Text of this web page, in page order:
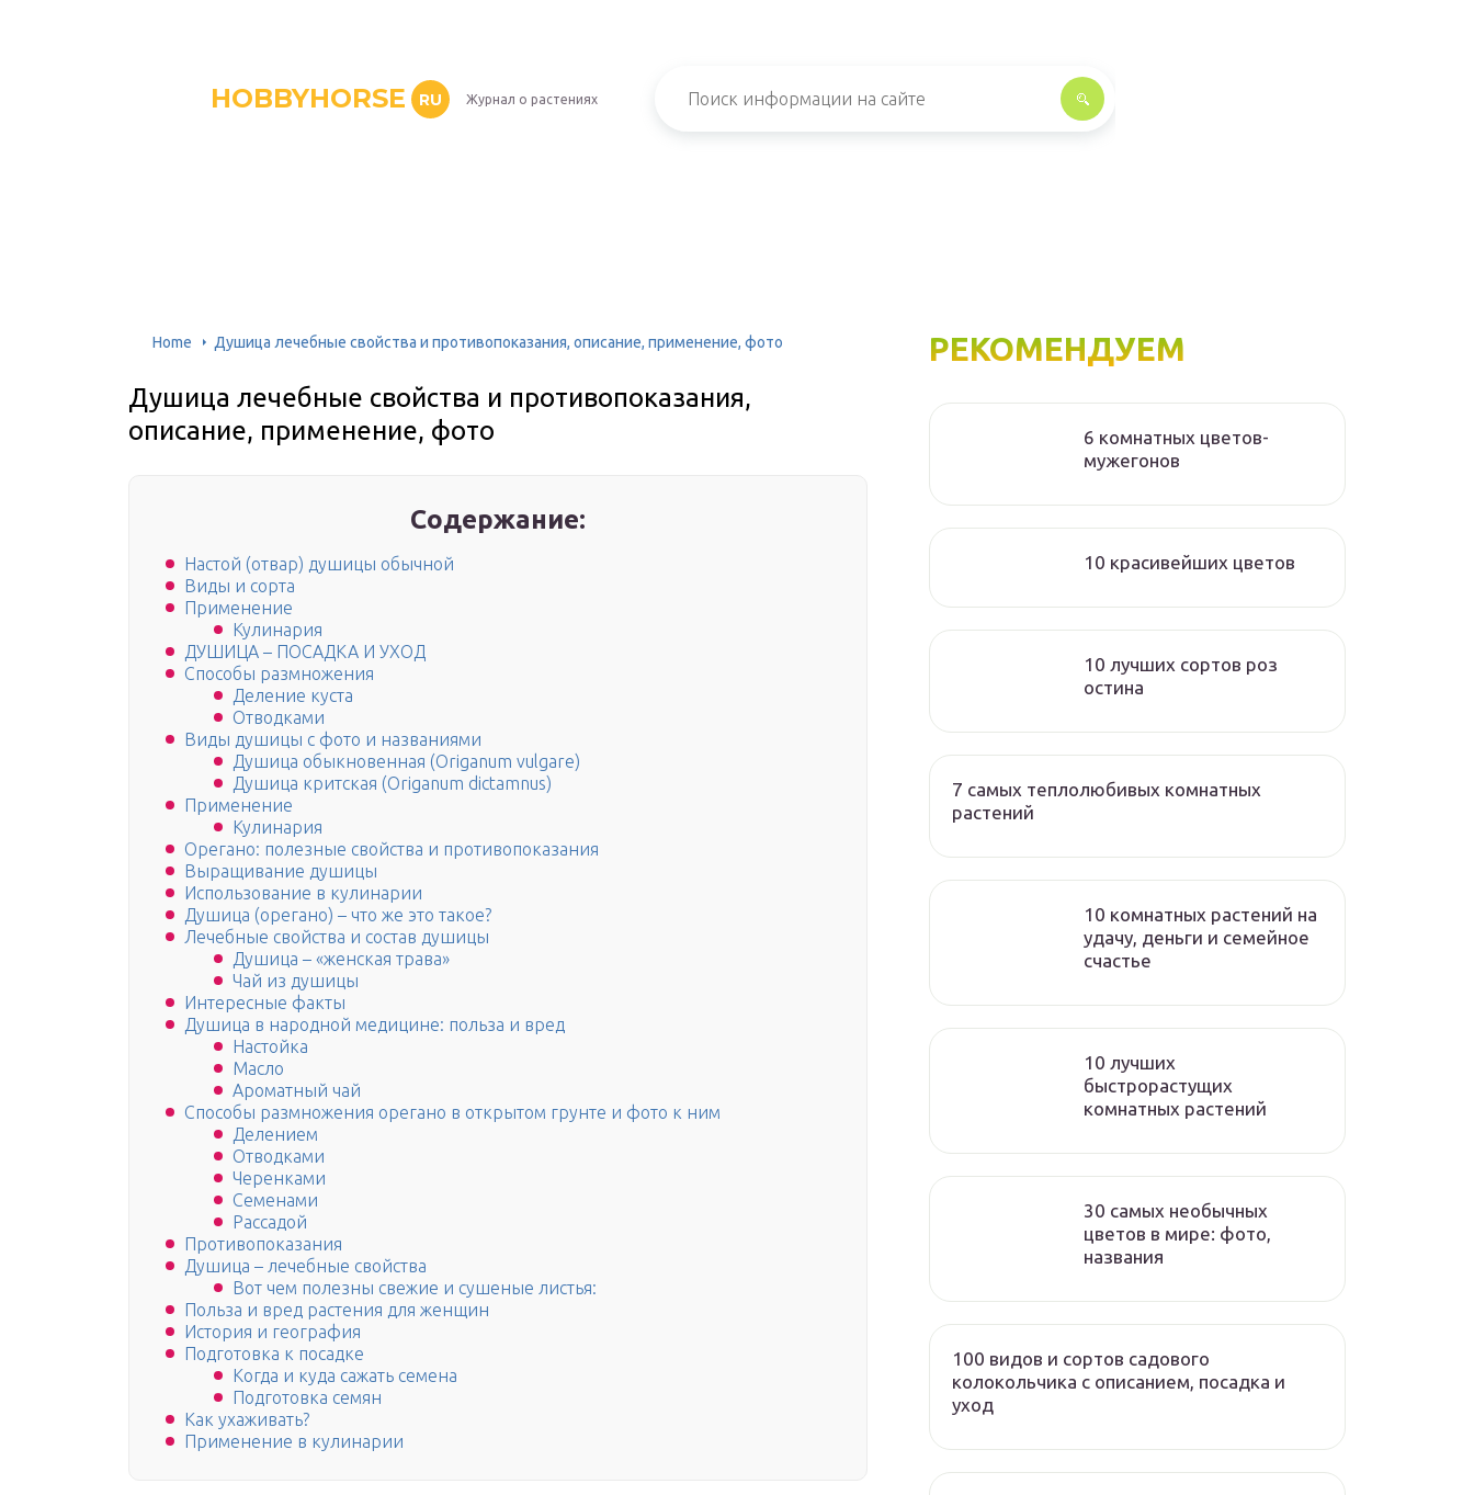
HOBBYHORSE RU Журнал о растениях
Home Душица лечебные свойства и противопоказания, описание, применение, фото
Душица лечебные свойства и противопоказания,
описание, применение, фото
Содержание:
Настой (отвар) душицы обычной
Виды и сорта
Применение
Кулинария
ДУШИЦА – ПОСАДКА И УХОД
Способы размножения
Деление куста
Отводками
Виды душицы с фото и названиями
Душица обыкновенная (Origanum vulgare)
Душица критская (Origanum dictamnus)
Применение
Кулинария
Орегано: полезные свойства и противопоказания
Выращивание душицы
Использование в кулинарии
Душица (орегано) – что же это такое?
Лечебные свойства и состав душицы
Душица – «женская трава»
Чай из душицы
Интересные факты
Душица в народной медицине: польза и вред
Настойка
Масло
Ароматный чай
Способы размножения орегано в открытом грунте и фото к ним
Делением
Отводками
Черенками
Семенами
Рассадой
Противопоказания
Душица – лечебные свойства
Вот чем полезны свежие и сушеные листья:
Польза и вред растения для женщин
История и география
Подготовка к посадке
Когда и куда сажать семена
Подготовка семян
Как ухаживать?
Применение в кулинарии
РЕКОМЕНДУЕМ
6 комнатных цветов-
мужегонов
10 красивейших цветов
10 лучших сортов роз
остина
7 самых теплолюбивых комнатных
растений
10 комнатных растений на
удачу, деньги и семейное
счастье
10 лучших
быстрорастущих
комнатных растений
30 самых необычных
цветов в мире: фото,
названия
100 видов и сортов садового
колокольчика с описанием, посадка и
уход